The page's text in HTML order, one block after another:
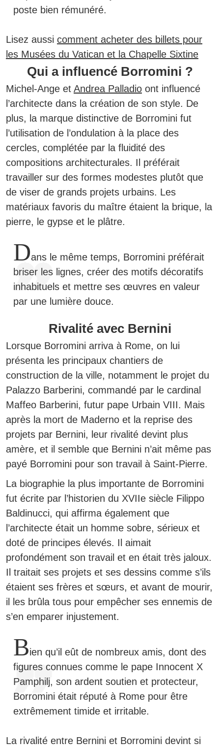
poste bien rémunéré.
Lisez aussi comment acheter des billets pour
les Musées du Vatican et la Chapelle Sixtine
Qui a influencé Borromini ?
Michel-Ange et Andrea Palladio ont influencé
l’architecte dans la création de son style. De
plus, la marque distinctive de Borromini fut
l’utilisation de l’ondulation à la place des
cercles, complétée par la fluidité des
compositions architecturales. Il préférait
travailler sur des formes modestes plutôt que
de viser de grands projets urbains. Les
matériaux favoris du maître étaient la brique, la
pierre, le gypse et le plâtre.
Dans le même temps, Borromini préférait
briser les lignes, créer des motifs décoratifs
inhabituels et mettre ses œuvres en valeur
par une lumière douce.
Rivalité avec Bernini
Lorsque Borromini arriva à Rome, on lui
présenta les principaux chantiers de
construction de la ville, notamment le projet du
Palazzo Barberini, commandé par le cardinal
Maffeo Barberini, futur pape Urbain VIII. Mais
après la mort de Maderno et la reprise des
projets par Bernini, leur rivalité devint plus
amère, et il semble que Bernini n’ait même pas
payé Borromini pour son travail à Saint-Pierre.
La biographie la plus importante de Borromini
fut écrite par l’historien du XVIIe siècle Filippo
Baldinucci, qui affirma également que
l’architecte était un homme sobre, sérieux et
doté de principes élevés. Il aimait
profondément son travail et en était très jaloux.
Il traitait ses projets et ses dessins comme s’ils
étaient ses frères et sœurs, et avant de mourir,
il les brûla tous pour empêcher ses ennemis de
s’en emparer injustement.
Bien qu’il eût de nombreux amis, dont des
figures connues comme le pape Innocent X
Pamphilj, son ardent soutien et protecteur,
Borromini était réputé à Rome pour être
extrêmement timide et irritable.
La rivalité entre Bernini et Borromini devint si